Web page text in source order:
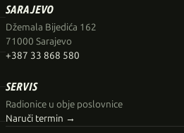
SARAJEVO
Džemala Bijedića 162
71000 Sarajevo
+387 33 868 580
SERVIS
Radionice u obje poslovnice
Naruči termin →